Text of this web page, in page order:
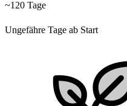
~120 Tage
Ungefähre Tage ab Start